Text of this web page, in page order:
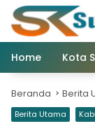
Langsung
konten
Home
Kota
Beranda Berita
Berita Utama